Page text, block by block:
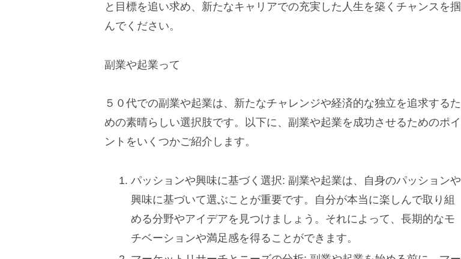
と目標を追い求め、新たなキャリアでの充実した人生を築くチャンスを掴
んでください。
副業や起業って
５０代での副業や起業は、新たなチャレンジや経済的な独立を追求するた
めの素晴らしい選択肢です。以下に、副業や起業を成功させるためのポイ
ントをいくつかご紹介します。
パッションや興味に基づく選択: 副業や起業は、自身のパッションや
興味に基づいて選ぶことが重要です。自分が本当に楽しんで取り組
める分野やアイデアを見つけましょう。それによって、長期的なモ
チベーションや満足感を得ることができます。